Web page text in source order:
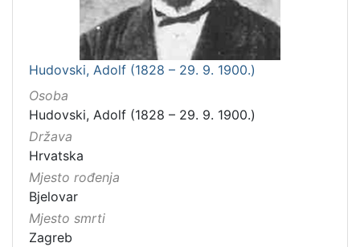
Hudovski, Adolf (1828 – 29. 9. 1900.)
Osoba
Hudovski, Adolf (1828 – 29. 9. 1900.)
Država
Hrvatska
Mjesto rođenja
Bjelovar
Mjesto smrti
Zagreb